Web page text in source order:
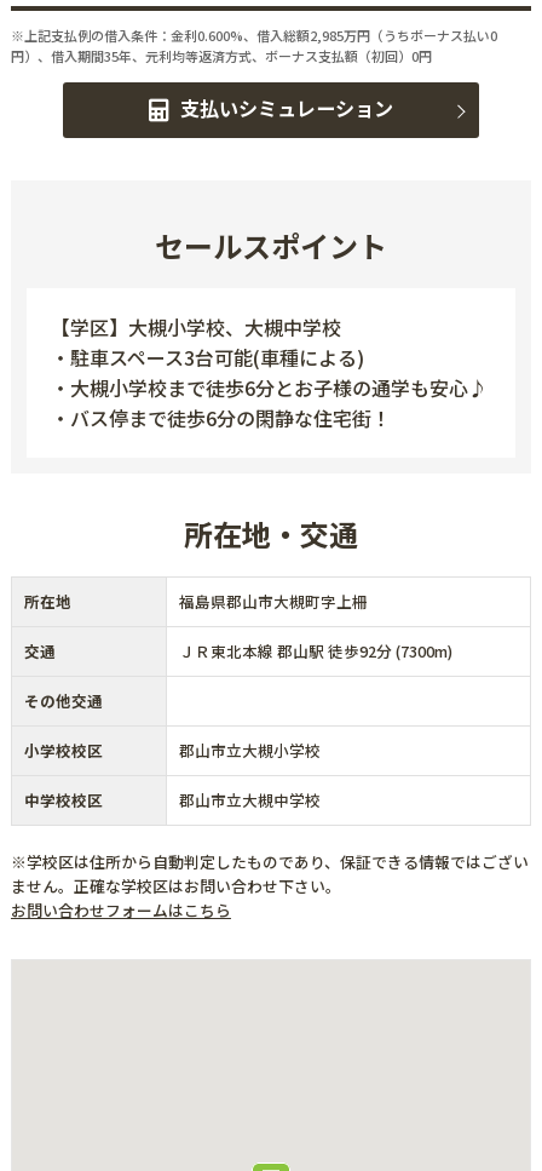
※上記支払例の借入条件：金利0.600%、借入総額2,985万円（うちボーナス払い0
円）、借入期間35年、元利均等返済方式、ボーナス支払額（初回）0円
支払いシミュレーション
セールスポイント
【学区】大槻小学校、大槻中学校
・駐車スペース3台可能(車種による)
・大槻小学校まで徒歩6分とお子様の通学も安心♪
・バス停まで徒歩6分の閑静な住宅街！
所在地・交通
所在地 福島県郡山市大槻町字上柵
交通 ＪＲ東北本線 郡山駅 徒歩92分 (7300m)
その他交通
小学校校区 郡山市立大槻小学校
中学校校区 郡山市立大槻中学校
※学校区は住所から自動判定したものであり、保証できる情報ではござい
ません。正確な学校区はお問い合わせ下さい。
お問い合わせフォームはこちら